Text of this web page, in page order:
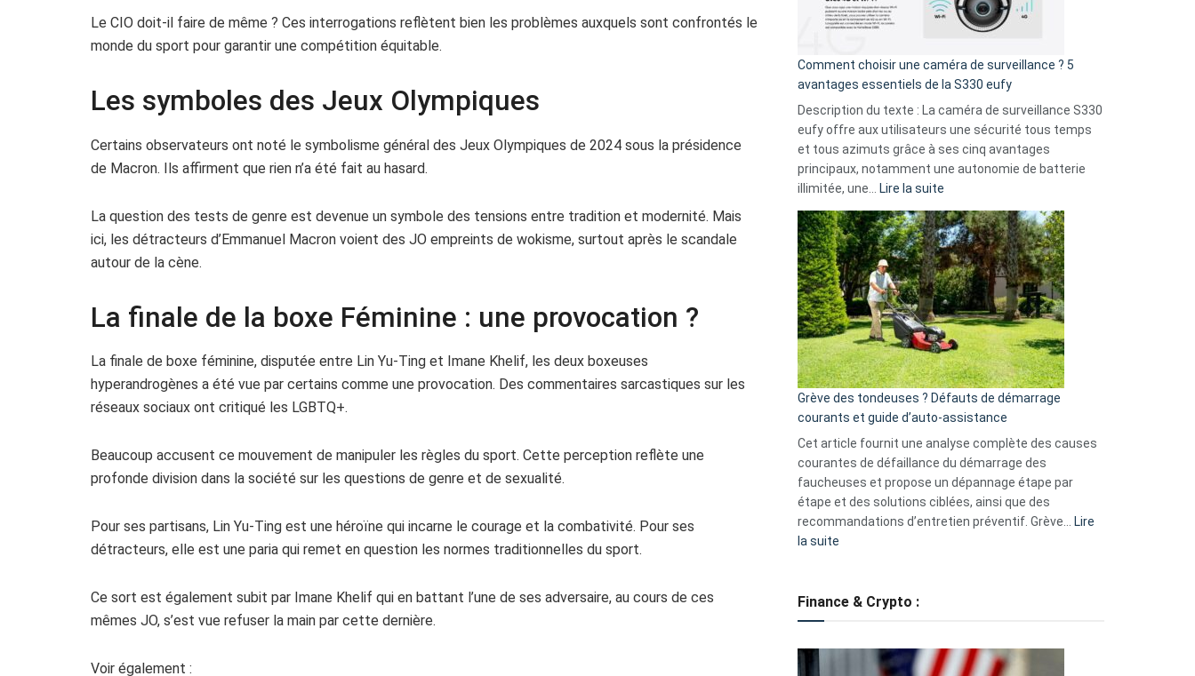
Le CIO doit-il faire de même ? Ces interrogations reflètent bien les problèmes auxquels sont confrontés le
monde du sport pour garantir une compétition équitable.
Les symboles des Jeux Olympiques
Certains observateurs ont noté le symbolisme général des Jeux Olympiques de 2024 sous la présidence
de Macron. Ils affirment que rien n’a été fait au hasard.
La question des tests de genre est devenue un symbole des tensions entre tradition et modernité. Mais
ici, les détracteurs d’Emmanuel Macron voient des JO empreints de wokisme, surtout après le scandale
autour de la cène.
La finale de la boxe Féminine : une provocation ?
La finale de boxe féminine, disputée entre Lin Yu-Ting et Imane Khelif, les deux boxeuses
hyperandrogènes a été vue par certains comme une provocation. Des commentaires sarcastiques sur les
réseaux sociaux ont critiqué les LGBTQ+.
Beaucoup accusent ce mouvement de manipuler les règles du sport. Cette perception reflète une
profonde division dans la société sur les questions de genre et de sexualité.
Pour ses partisans, Lin Yu-Ting est une héroïne qui incarne le courage et la combativité. Pour ses
détracteurs, elle est une paria qui remet en question les normes traditionnelles du sport.
Ce sort est également subit par Imane Khelif qui en battant l’une de ses adversaire, au cours de ces
mêmes JO, s’est vue refuser la main par cette dernière.
Voir également :
fuite
16
milliards
données
menace
Facebook,
Telegram
GitHub
Comment choisir une caméra de surveillance ? 5
avantages essentiels de la S330 eufy
Description du texte : La caméra de surveillance S330
eufy offre aux utilisateurs une sécurité tous temps
et tous azimuts grâce à ses cinq avantages
principaux, notamment une autonomie de batterie
illimitée, une… Lire la suite
Comment
choisir
une
caméra
de
surveillance
?
5
avantages
essentiels
de
la
S330
eufy
Grève des tondeuses ? Défauts de démarrage
courants et guide d’auto-assistance
Cet article fournit une analyse complète des causes
courantes de défaillance du démarrage des
faucheuses et propose un dépannage étape par
étape et des solutions ciblées, ainsi que des
recommandations d’entretien préventif. Grève… Lire
la suite
tondeuses
Finance & Crypto :